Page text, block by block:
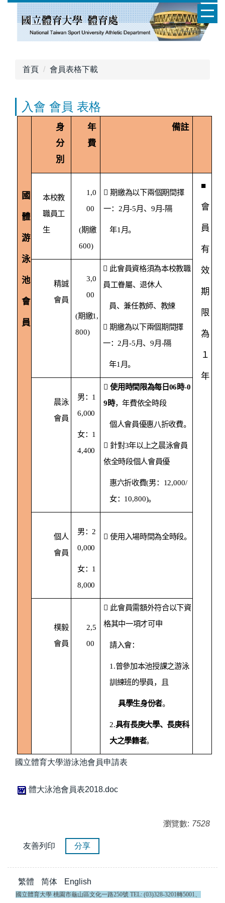
首頁 會員表格下載
入會 會員 表格
國
體
游
泳
池
會
員
身
分
別
年
費
備註
本校教
職員工
生
1,0
00
(期繳
600)
期繳為以下兩個期間擇
一： 2月-5月、 9月-隔
年1 月。
■
會
員
有
效
期
限
為
１
年
精誠
會員
3,0
00
(期繳1,
800)
 此會員資格須為本校教職
員工眷屬、退休人
員、兼任教師、教練
期繳為以下兩個期間擇
一： 2月-5月、 9月-隔
年1 月。
晨泳
會員
男： 1
6,000
女： 1
4,400
使用時間限為每日06時-0
9時，年費依全時段
個人會員優惠八折收費。
 針對3年以上之晨泳會員
依全時段個人會員優
惠六折收費(男： 12,000/
女： 10,800)。
個人
會員
男： 2
0,000
女： 1
8,000
使用入場時間為全時段。
樸毅
會員
2,5
00
 此會員需額外符合以下資
格其中一項才可申
請入會：
1.曾參加本池授課之游泳
訓練班的學員，且
具學生身份者。
2.具有長庚大學、長庚科
大之學籍者。
國立體育大學游泳池會員申請表
體大泳池會員表2018.doc
瀏覽數: 7528
友善列印 分享
繁體 简体 English
國立體育大學 桃園市龜山區文化一路250號 TEL: (03)328-3201轉5001、